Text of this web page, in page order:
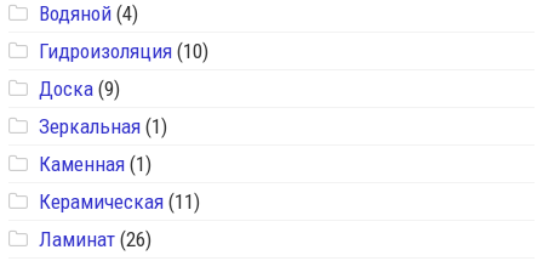
Водяной (4)
Гидроизоляция (10)
Доска (9)
Зеркальная (1)
Каменная (1)
Керамическая (11)
Ламинат (26)